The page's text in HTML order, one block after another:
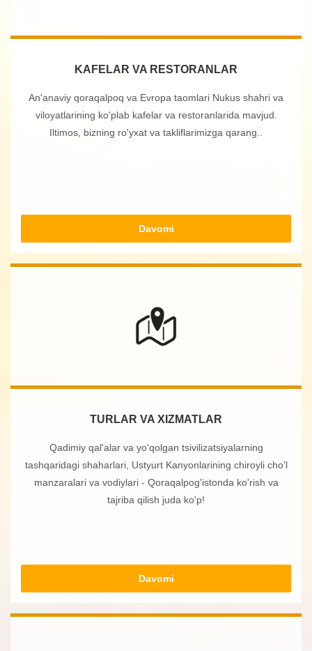
KAFELAR VA RESTORANLAR
An'anaviy qoraqalpoq va Evropa taomlari Nukus shahri va
viloyatlarining ko'plab kafelar va restoranlarida mavjud.
Iltimos, bizning ro'yxat va takliflarimizga qarang..
Davomi
TURLAR VA XIZMATLAR
Qadimiy qal'alar va yo'qolgan tsivilizatsiyalarning
tashqaridagi shaharlari, Ustyurt Kanyonlarining chiroyli cho'l
manzaralari va vodiylari - Qoraqalpog'istonda ko'rish va
tajriba qilish juda ko'p!
Davomi